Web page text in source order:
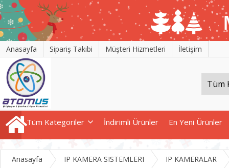
Anasayfa Sipariş Takibi Müşteri Hizmetleri İletişim
Tüm Kategoriler İndirimli Ürünler En Yeni Ürünler
Anasayfa IP KAMERA SISTEMLERI IP KAMERALAR